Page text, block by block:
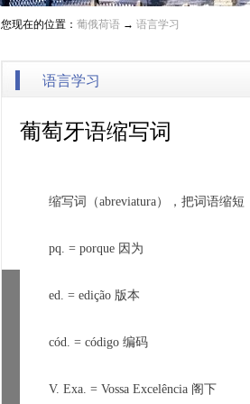
您现在的位置： 葡俄荷语 → 语言学习
语言学习
葡萄牙语缩写词
缩写词（abreviatura） ，把词语缩短
pq. = porque 因为
ed. = edição 版本
cód. = código 编码
V. Exa. = Vossa Excelência 阁下